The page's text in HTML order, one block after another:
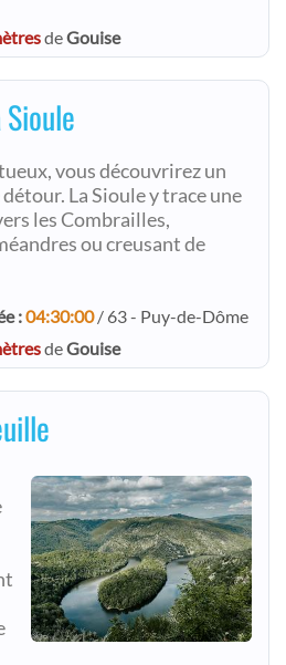
deGouise
vous découvrirez un
La Sioule y trace une
les Combrailles,
ou creusant de
:04:30:00/ 63 - Puy-de-Dôme
deGouise